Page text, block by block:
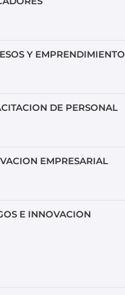
Y EMPRENDIMIENTO
DE PERSONAL
EMPRESARIAL
E INNOVACION